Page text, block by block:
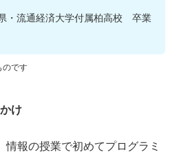
・流通経済大学付属柏高校 卒業
のです
け
情報の授業で初めてプログラミ